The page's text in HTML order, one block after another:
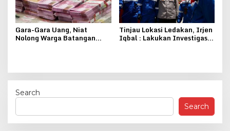
Gara-Gara Uang, Niat
Nolong Warga Batangan
Tinjau Lokasi Ledakan, Irjen
Iqbal : Lakukan Investigasi,
Search
Search